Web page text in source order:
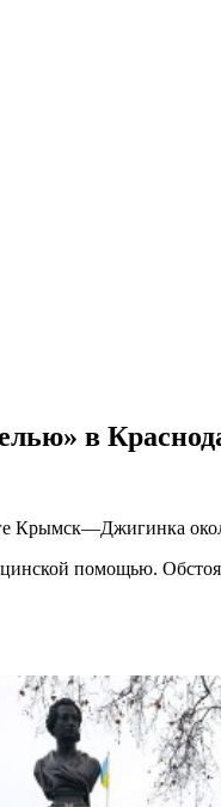
в
Крымск—Джигинка
помощью.